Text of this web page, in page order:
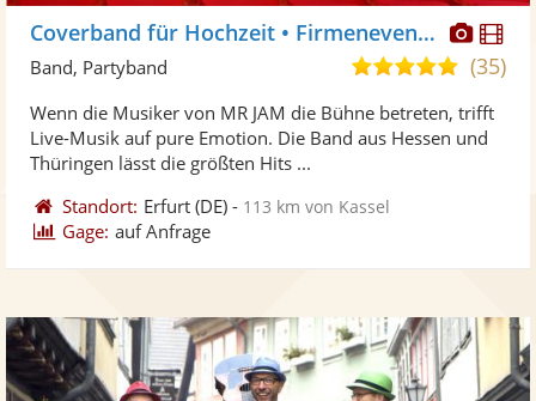
Fotos
Coverband für Hochzeit • Firmenevent • Festival
5,0
5
(35)
Band, Partyband
Wenn die Musiker von MR JAM die Bühne betreten, trifft
Live-Musik auf pure Emotion. Die Band aus Hessen und
Thüringen lässt die größten Hits ...
Standort: Erfurt (DE) - 113 km von Kassel
Gage: auf Anfrage